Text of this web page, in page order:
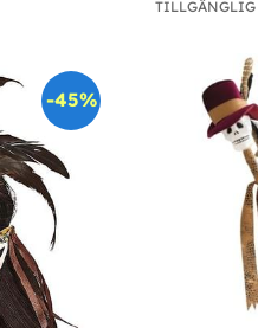
TILLGÄNGLIG
-45%